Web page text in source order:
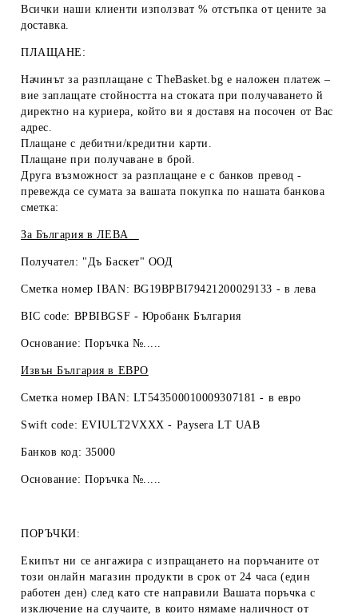
Всички наши клиенти използват % отстъпка от цените за
доставка.
ПЛАЩАНЕ:
Начинът за разплащане с TheBasket.bg е наложен платеж –
вие заплащате стойността на стоката при получаването й
директно на куриера, който ви я доставя на посочен от Вас
адрес.
Плащане с дебитни/кредитни карти .
Плащане при получаване в брой.
Друга възможност за разплащане е с банков превод -
превежда се сумата за вашата покупка по нашата банкова
сметка:
За България в ЛЕВА
Получател: "Дъ Баскет" ООД
Сметка номер IBAN: BG19BPBI79421200029133 - в лева
BIC code: BPBIBGSF - Юробанк България
Основание: Поръчка №.....
Извън България в ЕВРО
Сметка номер IBAN: LT543500010009307181 - в евро
Swift code: EVIULT2VXXX - Paysera LT UAB
Банков код: 35000
Основание: Поръчка №.....
ПОРЪЧКИ:
Екипът ни се ангажира с изпращането на поръчаните от
този онлайн магазин продукти в срок от 24 часа (един
работен ден) след като сте направили Вашата поръчка с
изключение на случаите, в които нямаме наличност от